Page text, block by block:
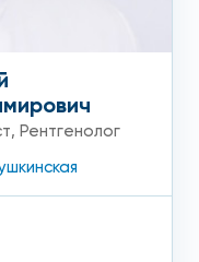
, Рентгенолог